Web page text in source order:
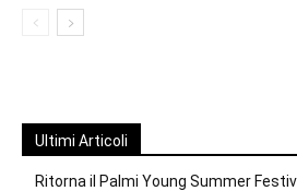
Ultimi Articoli
Ritorna il Palmi Young Summer